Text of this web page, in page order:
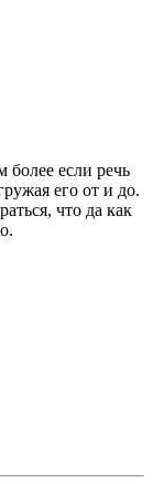
более если речь
его от и до.
что да как